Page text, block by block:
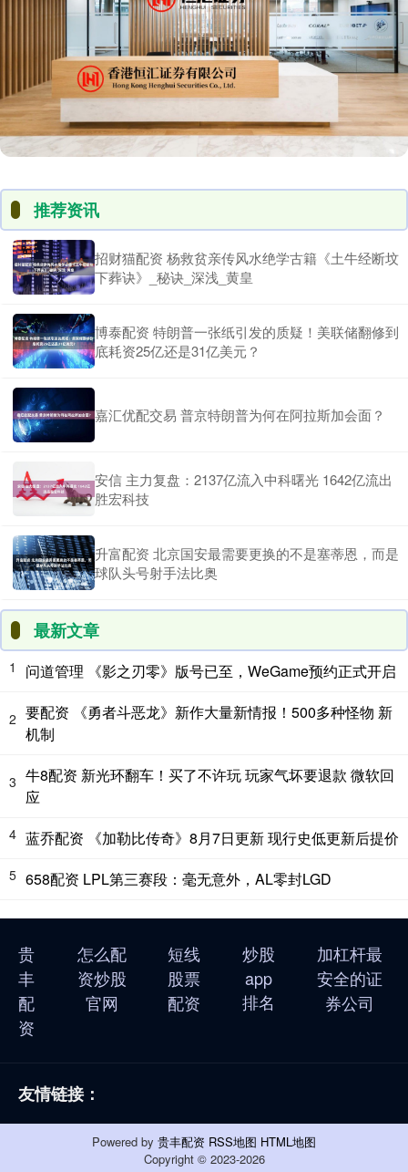
推荐资讯
招财猫配资 杨救贫亲传风水绝学古籍《土牛经断坟
下葬诀》_秘诀_深浅_黄皇
博泰配资 特朗普一张纸引发的质疑！美联储翻修到
底耗资25亿还是31亿美元？
嘉汇优配交易 普京特朗普为何在阿拉斯加会面？
安信 主力复盘：2137亿流入中科曙光 1642亿流出
胜宏科技
升富配资 北京国安最需要更换的不是塞蒂恩，而是
球队头号射手法比奥
最新文章
1 问道管理 《影之刃零》版号已至，WeGame预约正式开启
2 要配资 《勇者斗恶龙》新作大量新情报！500多种怪物 新
机制
3 牛8配资 新光环翻车！买了不许玩 玩家气坏要退款 微软回
应
4 蓝乔配资 《加勒比传奇》8月7日更新 现行史低更新后提价
5 658配资 LPL第三赛段：毫无意外，AL零封LGD
贵
丰
配
资
怎么配
资炒股
官网
短线
股票
配资
炒股
app
排名
加杠杆最
安全的证
券公司
友情链接：
Powered by 贵丰配资 RSS地图 HTML地图
Copyright © 2023-2026